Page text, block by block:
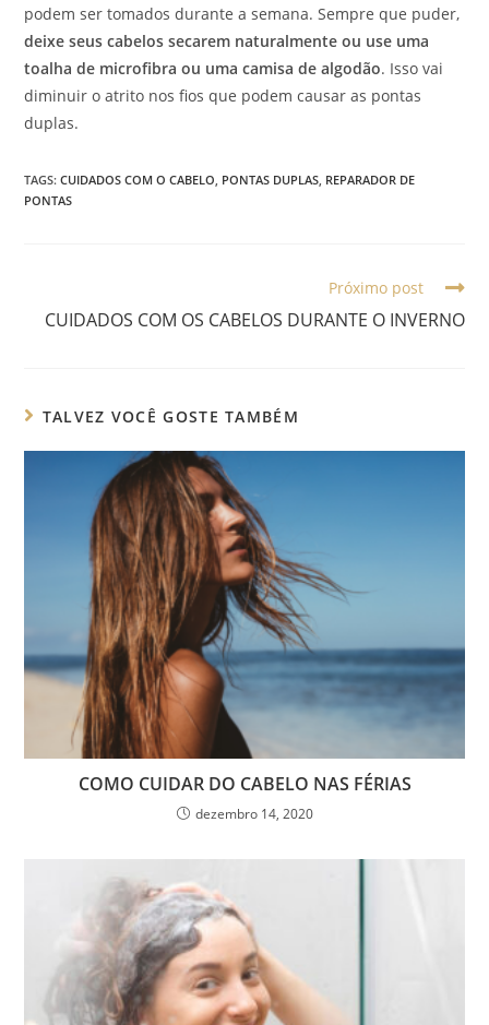
podem ser tomados durante a semana. Sempre que puder,
deixe seus cabelos secarem naturalmente ou use uma
toalha de microfibra ou uma camisa de algodão. Isso vai
diminuir o atrito nos fios que podem causar as pontas
duplas.
TAGS:CUIDADOS COM O CABELO, PONTAS DUPLAS, REPARADOR DE
PONTAS
articles
Próximo post
CUIDADOS COM OS CABELOS DURANTE O INVERNO
TALVEZ VOCÊ GOSTE TAMBÉM
COMO CUIDAR DO CABELO NAS FÉRIAS
dezembro 14, 2020